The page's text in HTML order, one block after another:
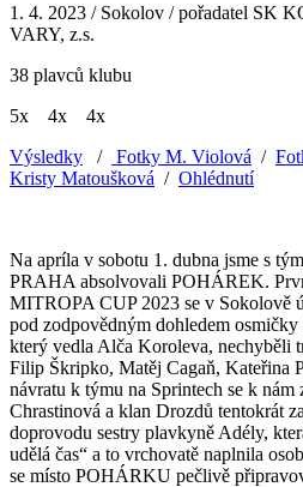
1. 4. 2023 / Sokolov / pořadatel SK
VARY, z.s.
38 plavců klubu
5x
4x
4x
Výsledky / Fotky M. Violová /
Kristy Matoušková / Ohlédnutí
Na apríla v sobotu 1. dubna jsme s
PRAHA absolvovali POHÁREK.
MITROPA CUP 2023 se v Sokolově
pod zodpovědným dohledem
který vedla Alča Koroleva, nechyběli
Filip Škripko, Matěj Cagaň, Kateřina
návratu k týmu na Sprintech se k
Chrastinová a klan Drozdů tentokrát
doprovodu sestry plavkyně Adély,
udělá čas“ a to vrchovatě naplnila
se místo POHÁRKU pečlivě